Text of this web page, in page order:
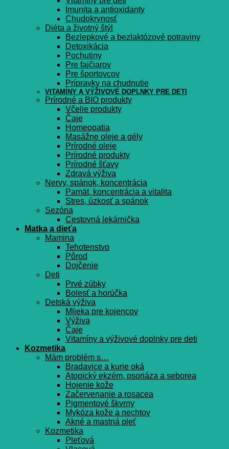
Imunita a antioxidanty
Chudokrvnosť
Diéta a životný štýl
Bezlepkové a bezlaktózové potraviny
Detoxikácia
Pochutiny
Pre fajčiarov
Pre športovcov
Prípravky na chudnutie
VITAMÍNY A VÝŽIVOVÉ DOPLNKY PRE DETI
Prírodné a BIO produkty
Včelie produkty
Čaje
Homeopatia
Masážne oleje a gély
Prírodné oleje
Prírodné produkty
Prírodné šťavy
Zdravá výživa
Nervy, spánok, koncentrácia
Pamät, koncentrácia a vitalita
Stres, úzkosť a spánok
Sezóna
Cestovná lekárnička
Matka a dieťa
Mamina
Tehotenstvo
Pôrod
Dojčenie
Deti
Prvé zúbky
Bolesť a horúčka
Detská výživa
Mlieka pre kojencov
Výživa
Čaje
Vitamíny a výživové doplnky pre deti
Kozmetika
Mám problém s…
Bradavice a kurie oká
Atopický ekzém, psoriáza a seborea
Hojenie kože
Začervenanie a rosacea
Pigmentové škvrny
Mykóza kože a nechtov
Akné a mastná pleť
Kozmetika
Pleťová